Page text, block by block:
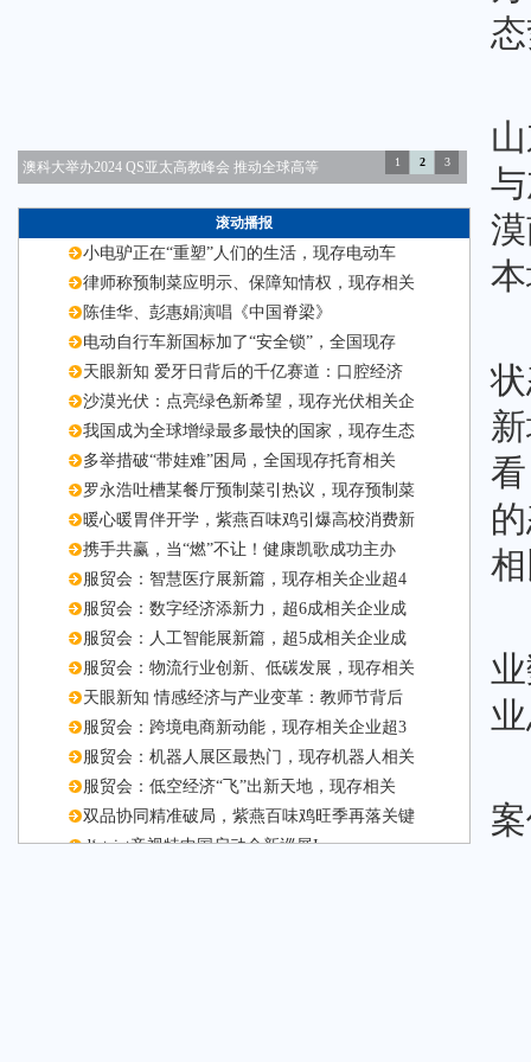
澳科大举办2024 QS亚太高教峰会 推动全球高等 1 2 3
滚动播报
小电驴正在“重塑”人们的生活，现存电动车
律师称预制菜应明示、保障知情权，现存相关
陈佳华、彭惠娟演唱《中国脊梁》
电动自行车新国标加了“安全锁”，全国现存
天眼新知 爱牙日背后的千亿赛道：口腔经济
沙漠光伏：点亮绿色新希望，现存光伏相关企
我国成为全球增绿最多最快的国家，现存生态
多举措破“带娃难”困局，全国现存托育相关
罗永浩吐槽某餐厅预制菜引热议，现存预制菜
暖心暖胃伴开学，紫燕百味鸡引爆高校消费新
携手共赢，当“燃”不让！健康凯歌成功主办
服贸会：智慧医疗展新篇，现存相关企业超4
服贸会：数字经济添新力，超6成相关企业成
服贸会：人工智能展新篇，超5成相关企业成
服贸会：物流行业创新、低碳发展，现存相关
天眼新知 情感经济与产业变革：教师节背后
服贸会：跨境电商新动能，现存相关企业超3
服贸会：机器人展区最热门，现存机器人相关
服贸会：低空经济“飞”出新天地，现存相关
双品协同精准破局，紫燕百味鸡旺季再落关键
d‘strict帝视特中国启动全新巡展I